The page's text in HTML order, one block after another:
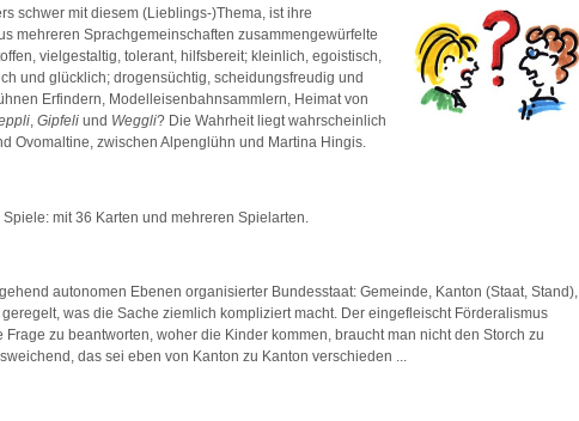
schwer mit diesem (Lieblings-)Thema, ist ihre
mehreren Sprachgemeinschaften zusammengewürfelte
vielgestaltig, tolerant, hilfsbereit; kleinlich, egoistisch,
und glücklich; drogensüchtig, scheidungsfreudig und
Erfindern, Modelleisenbahnsammlern, Heimat von
, Gipfeli und Weggli? Die Wahrheit liegt wahrscheinlich
Ovomaltine, zwischen Alpenglühn und Martina Hingis.
mit 36 Karten und mehreren Spielarten.
autonomen Ebenen organisierter Bundesstaat: Gemeinde, Kanton (Staat, Stand),
was die Sache ziemlich kompliziert macht. Der eingefleischt Förderalismus
Frage zu beantworten, woher die Kinder kommen, braucht man nicht den Storch zu
das sei eben von Kanton zu Kanton verschieden ...